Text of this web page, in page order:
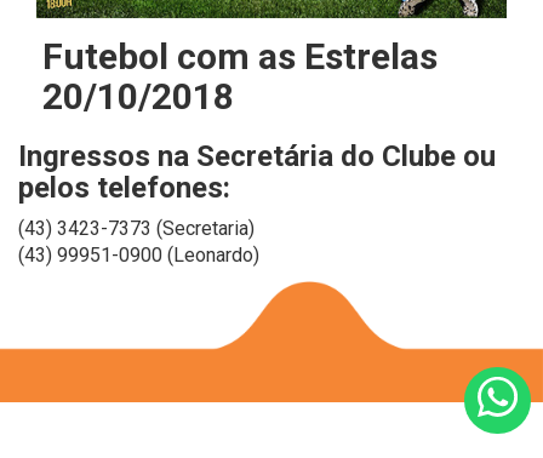
Futebol com as Estrelas
20/10/2018
Ingressos na Secretária do Clube ou
pelos telefones:
(43) 3423-7373 (Secretaria)
(43) 99951-0900 (Leonardo)